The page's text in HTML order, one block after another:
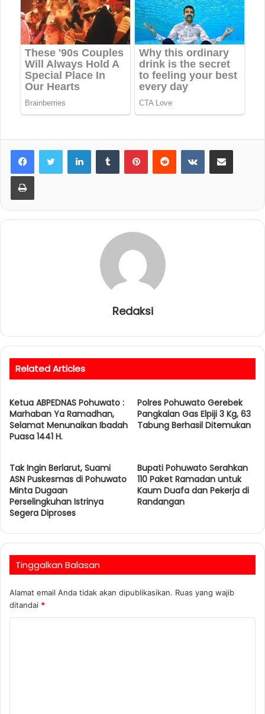
Redaksi
Related Articles
Ketua ABPEDNAS Pohuwato :
Marhaban Ya Ramadhan,
Selamat Menunaikan Ibadah
Puasa 1441 H.
Polres Pohuwato Gerebek
Pangkalan Gas Elpiji 3 Kg, 63
Tabung Berhasil Ditemukan
Tak Ingin Berlarut, Suami
ASN Puskesmas di Pohuwato
Minta Dugaan
Perselingkuhan Istrinya
Segera Diproses
Bupati Pohuwato Serahkan
110 Paket Ramadan untuk
Kaum Duafa dan Pekerja di
Randangan
Tinggalkan Balasan
Alamat email Anda tidak akan dipublikasikan. Ruas yang wajib
ditandai *